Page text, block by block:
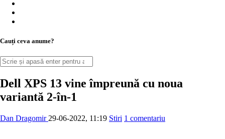
Cauți ceva anume?
Dell XPS 13 vine împreună cu noua
variantă 2-în-1
Dan Dragomir 29-06-2022, 11:19 Stiri 1 comentariu